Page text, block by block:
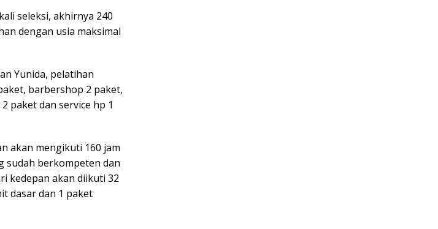
seleksi, akhirnya 240
dengan usia maksimal
Yunida, pelatihan
barbershop 2 paket,
paket dan service hp 1
akan mengikuti 160 jam
sudah berkompeten dan
kedepan akan diikuti 32
dasar dan 1 paket